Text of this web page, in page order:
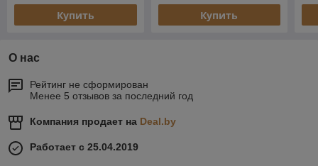
Купить Купить
О нас
Рейтинг не сформирован
Менее 5 отзывов за последний год
Компания продает на Deal.by
Работает с 25.04.2019